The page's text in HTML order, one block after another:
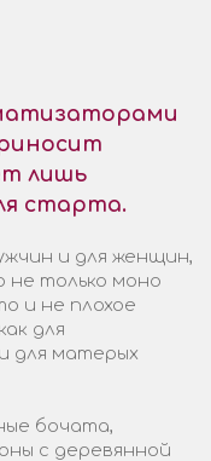
лишь
старта.
и для женщин,
не только моно
и не плохое
для
для матерых
бочата,
с деревянной